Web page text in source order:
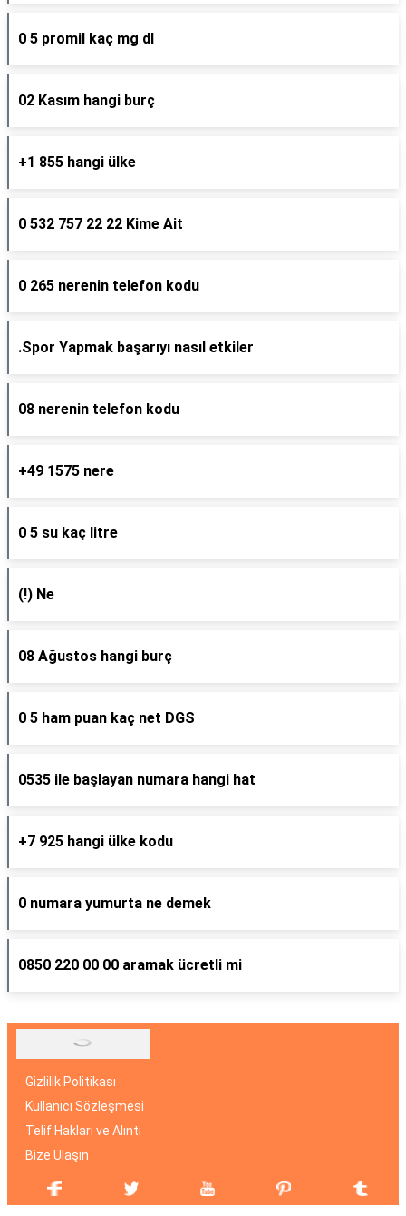
0 5 promil kaç mg dl
02 Kasım hangi burç
+1 855 hangi ülke
0 532 757 22 22 Kime Ait
0 265 nerenin telefon kodu
.Spor Yapmak başarıyı nasıl etkiler
08 nerenin telefon kodu
+49 1575 nere
0 5 su kaç litre
(!) Ne
08 Ağustos hangi burç
0 5 ham puan kaç net DGS
0535 ile başlayan numara hangi hat
+7 925 hangi ülke kodu
0 numara yumurta ne demek
0850 220 00 00 aramak ücretli mi
Gizlilik Politikası
Kullanıcı Sözleşmesi
Telif Hakları ve Alıntı
Bize Ulaşın